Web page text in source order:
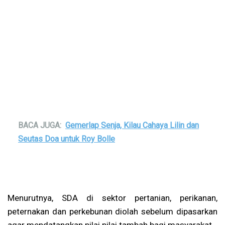
BACA JUGA: Gemerlap Senja, Kilau Cahaya Lilin dan
Seutas Doa untuk Roy Bolle
Menurutnya, SDA di sektor pertanian, perikanan,
peternakan dan perkebunan diolah sebelum dipasarkan